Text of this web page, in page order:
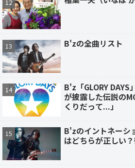
B'zの全曲リスト
B'z「GLORY DAYS
が披露した伝説の
くりだって...」
B'zのイントネーシ
はどちらが正しい